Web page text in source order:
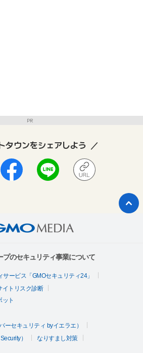
PR
タウンをシェアしよう
のセキュリティ事業について
ービス「GMOセキュリティ24」
イトリスク診断
ット
ーセキュリティ byイエラエ）
）
なりすまし対策